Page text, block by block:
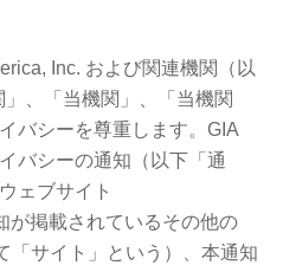
Inc. および関連機関（以
、「当機関」、「当機関
バシーを尊重します。GIA
バシーの通知（以下「通
ェブサイト
が掲載されているその他の
「サイト」という）、本通知